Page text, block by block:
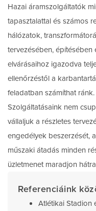
Hazai áramszolgáltatók
tapasztalattal és számos
hálózatok,
tervezésében,
elvárásaihoz igazodva
ellenőrzéstől a
feladatban számíthat ránk.
Szolgáltatásaink nem
vállaljuk a részletes
engedélyek beszerzését,
műszaki átadás minden
üzletmenet maradjon
Referenciáink
Atlétikai Stadion